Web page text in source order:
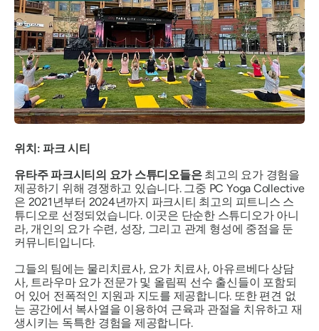
위치: 파크 시티
유타주 파크시티의 요가 스튜디오들은최고의 요가 경험을
제공하기 위해 경쟁하고 있습니다. 그중 PC Yoga Collective
은 2021년부터 2024년까지 파크시티 최고의 피트니스 스
튜디오로 선정되었습니다. 이곳은 단순한 스튜디오가 아니
라, 개인의 요가 수련, 성장, 그리고 관계 형성에 중점을 둔
커뮤니티입니다.
그들의 팀에는 물리치료사, 요가 치료사, 아유르베다 상담
사, 트라우마 요가 전문가 및 올림픽 선수 출신들이 포함되
어 있어 전폭적인 지원과 지도를 제공합니다. 또한 편견 없
는 공간에서 복사열을 이용하여 근육과 관절을 치유하고 재
생시키는 독특한 경험을 제공합니다.